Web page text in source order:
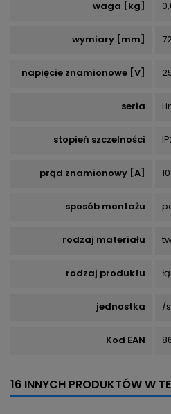
waga [kg]
wymiary [mm]
napięcie znamionowe [V]
seria
stopień szczelności
prąd znamionowy [A] 10
sposób montażu
rodzaj materiału
rodzaj produktu
jednostka /
Kod EAN
16 INNYCH PRODUKTÓW W